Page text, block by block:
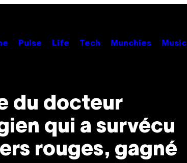
Pulse Life Tech Munchies Music
du docteur
qui a survécu
rouges, gagné